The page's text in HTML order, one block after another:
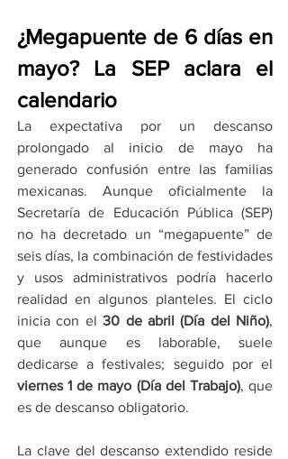
¿Megapuente de 6 días en
mayo? La SEP aclara el
calendario
La expectativa por un descanso
prolongado al inicio de mayo ha
generado confusión entre las familias
mexicanas. Aunque oficialmente la
Secretaría de Educación Pública (SEP)
no ha decretado un “megapuente” de
seis días, la combinación de festividades
y usos administrativos podría hacerlo
realidad en algunos planteles. El ciclo
inicia con el 30 de abril (Día del Niño),
que aunque es laborable, suele
viernes 1 de mayo (Día del Trabajo), que
es de descanso obligatorio.
La clave del descanso extendido reside